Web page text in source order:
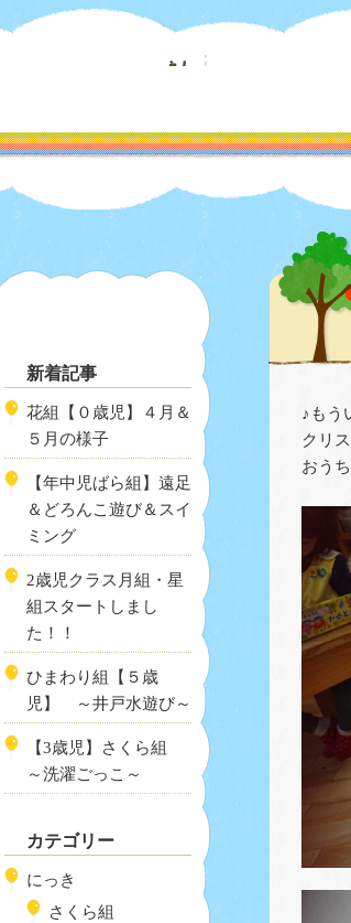
♪もう
クリ
おう
新着記事
花組【０歳児】４月＆
５月の様子
【年中児ばら組】遠足
＆どろんこ遊び＆スイ
ミング
2歳児クラス月組・星
組スタートしまし
た！！
ひまわり組【５歳
児】 ～井戸水遊び～
【3歳児】さくら組
～洗濯ごっこ～
カテゴリー
にっき
さくら組